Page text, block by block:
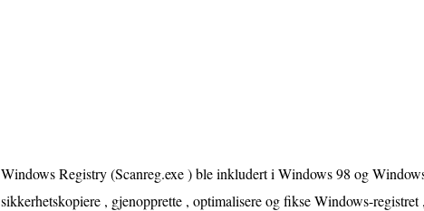
Windows Registry (Scanreg.exe ) ble inkludert i Windows 98 og
sikkerhetskopiere , gjenopprette , optimalisere og fikse Windows-